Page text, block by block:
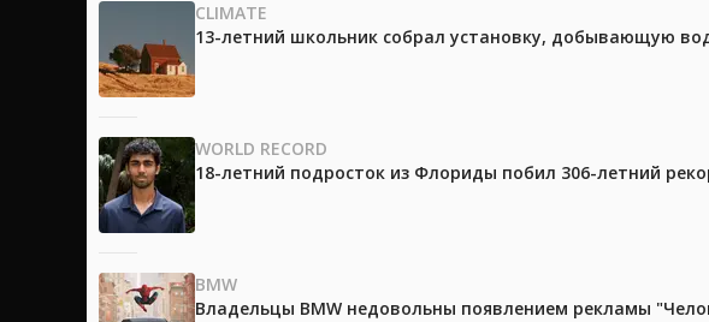
CLIMATE
13-летний школьник собрал установку, добывающую
WORLD RECORD
18-летний подросток из Флориды побил 306-летний
BMW
Владельцы BMW недовольны появлением рекламы